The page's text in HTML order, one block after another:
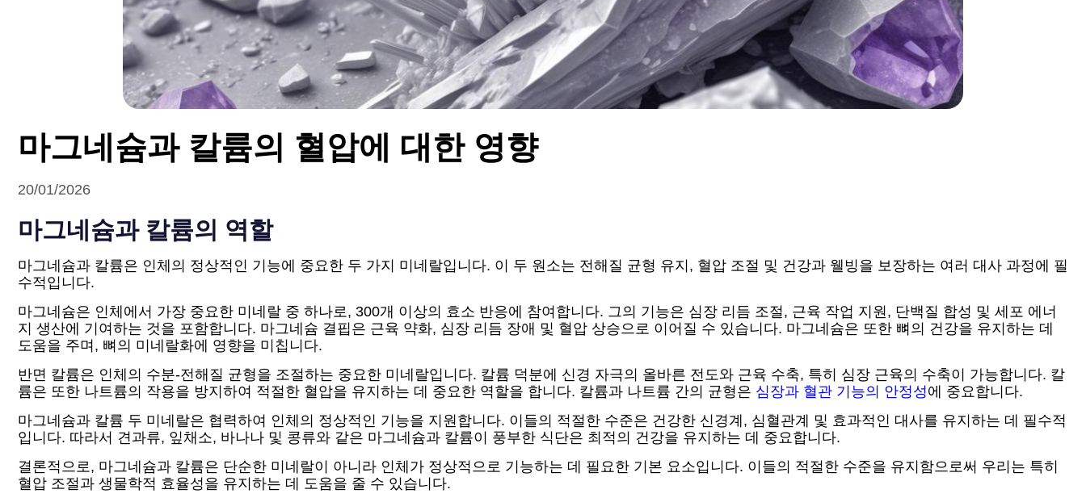
마그네슘과 칼륨의 혈압에 대한 영향
20/01/2026
마그네슘과 칼륨의 역할
마그네슘과 칼륨은 인체의 정상적인 기능에 중요한 두 가지 미네랄입니다. 이 두 원소는 전해질 균형 유지, 혈압 조절 및 건강과 웰빙을 보장하는 여러 대사 과정에 필
수적입니다.
마그네슘은 인체에서 가장 중요한 미네랄 중 하나로, 300개 이상의 효소 반응에 참여합니다. 그의 기능은 심장 리듬 조절, 근육 작업 지원, 단백질 합성 및 세포 에너
지 생산에 기여하는 것을 포함합니다. 마그네슘 결핍은 근육 약화, 심장 리듬 장애 및 혈압 상승으로 이어질 수 있습니다. 마그네슘은 또한 뼈의 건강을 유지하는 데
도움을 주며, 뼈의 미네랄화에 영향을 미칩니다.
반면 칼륨은 인체의 수분-전해질 균형을 조절하는 중요한 미네랄입니다. 칼륨 덕분에 신경 자극의 올바른 전도와 근육 수축, 특히 심장 근육의 수축이 가능합니다. 칼
륨은 또한 나트륨의 작용을 방지하여 적절한 혈압을 유지하는 데 중요한 역할을 합니다. 칼륨과 나트륨 간의 균형은 심장과 혈관 기능의 안정성에 중요합니다.
마그네슘과 칼륨 두 미네랄은 협력하여 인체의 정상적인 기능을 지원합니다. 이들의 적절한 수준은 건강한 신경계, 심혈관계 및 효과적인 대사를 유지하는 데 필수적
입니다. 따라서 견과류, 잎채소, 바나나 및 콩류와 같은 마그네슘과 칼륨이 풍부한 식단은 최적의 건강을 유지하는 데 중요합니다.
결론적으로, 마그네슘과 칼륨은 단순한 미네랄이 아니라 인체가 정상적으로 기능하는 데 필요한 기본 요소입니다. 이들의 적절한 수준을 유지함으로써 우리는 특히
혈압 조절과 생물학적 효율성을 유지하는 데 도움을 줄 수 있습니다.